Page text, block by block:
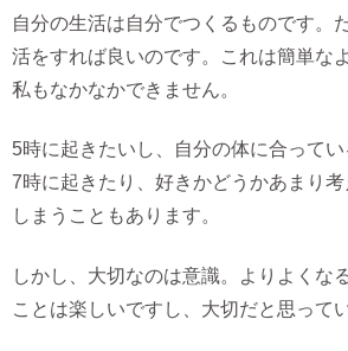
自分の生活は自分でつくるものです。
活をすれば良いのです。これは簡単な
私もなかなかできません。
5時に起きたいし、自分の体に合って
7時に起きたり、好きかどうかあまり
しまうこともあります。
しかし、大切なのは意識。よりよくな
ことは楽しいですし、大切だと思って